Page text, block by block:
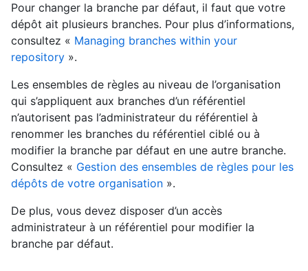
Pour changer la branche par défaut, il faut que votre
dépôt ait plusieurs branches. Pour plus d’informations,
consultez « Managing branches within your
repository ».
Les ensembles de règles au niveau de l’organisation
qui s’appliquent aux branches d’un référentiel
n’autorisent pas l’administrateur du référentiel à
renommer les branches du référentiel ciblé ou à
modifier la branche par défaut en une autre branche.
Consultez « Gestion des ensembles de règles pour les
dépôts de votre organisation ».
De plus, vous devez disposer d’un accès
administrateur à un référentiel pour modifier la
branche par défaut.